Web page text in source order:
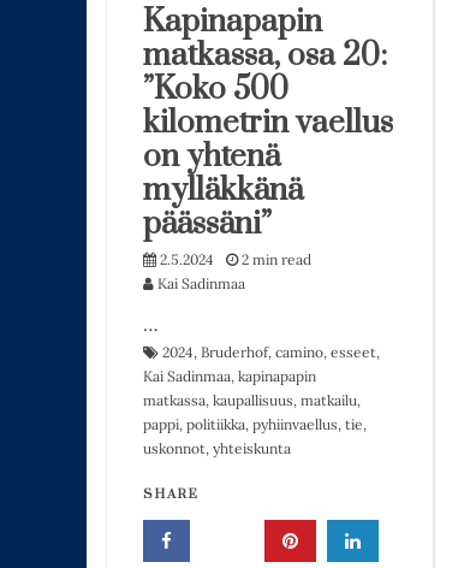
Kapinapapin
matkassa, osa 20:
”Koko 500
kilometrin vaellus
on yhtenä
mylläkkänä
päässäni”
2.5.2024
2 min read
Kai Sadinmaa
…
2024, Bruderhof, camino, esseet,
Kai Sadinmaa, kapinapapin
matkassa, kaupallisuus, matkailu,
pappi, politiikka, pyhiinvaellus, tie,
uskonnot, yhteiskunta
SHARE